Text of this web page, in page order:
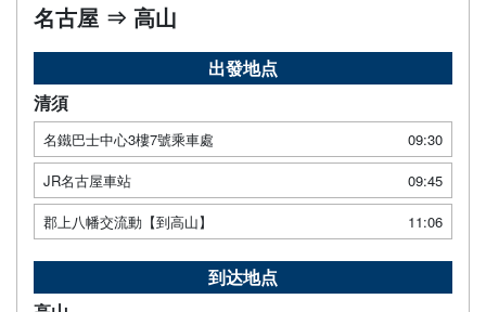
名古屋 ⇒ 高山
出發地点
清須
名鐵巴士中心3樓7號乘車處
09:30
JR名古屋車站
09:45
郡上八幡交流動【到高山】
11:06
到达地点